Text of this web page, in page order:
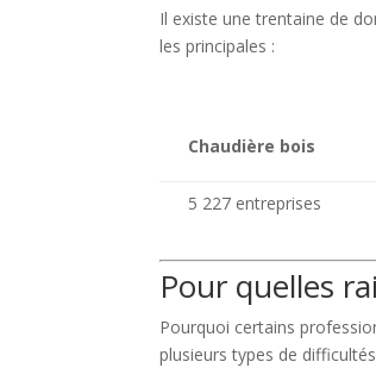
Il existe une trentaine de
les principales :
Chaudière bois
5 227 entreprises
Pour quelles
Pourquoi certains
plusieurs types de